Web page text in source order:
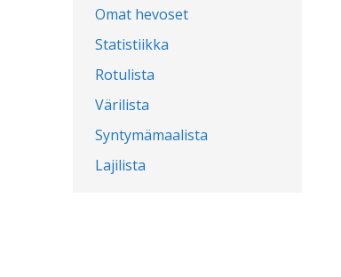
Omat hevoset
Statistiikka
Rotulista
Värilista
Syntymämaalista
Lajilista